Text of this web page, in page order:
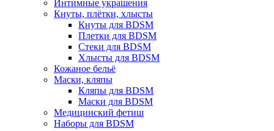
Интимные украшения
Кнуты, плётки, хлысты
Кнуты для BDSM
Плетки для BDSM
Стеки для BDSM
Хлысты для BDSM
Кожаное бельё
Маски, кляпы
Кляпы для BDSM
Маски для BDSM
Медицинский фетиш
Наборы для BDSM